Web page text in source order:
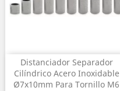
Distanciador Separador
Cilíndrico Acero Inoxidable
Ø7x10mm Para Tornillo M6